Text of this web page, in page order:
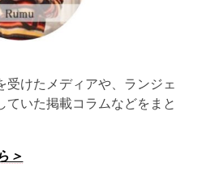
受けたメディアや、ランジェ
ていた掲載コラムなどをまと
＞